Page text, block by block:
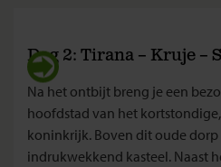
Dag 2: Tirana – Kruje –
Na het ontbijt breng je een
hoofdstad van het
koninkrijk. Boven dit oude
indrukwekkend kasteel. Naast